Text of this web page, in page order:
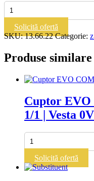
Cantitate
22.5mm
FRAME
FOR
SINGLE
|
Solicită ofertă
SKU:13.66.22 Categorie:
Produse similare
Cuptor EVO
1/1 | Vesta
Cantitate
Cuptor
EVO
COMBI
12
Solicită ofertă